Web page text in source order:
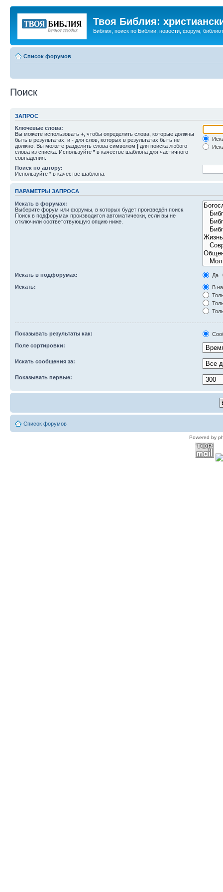
Твоя Библия:
Библия, поиск по Библии, новости, форум,
Список форумов
Поиск
ЗАПРОС
Ключевые слова:
Вы можете использовать + , чтобы определить слова, которые должны
быть в результатах, и - для слов, которых в результатах быть не
должно. Вы можете разделить слова символом | для поиска любого
слова из списка. Используйте * в качестве шаблона для частичного
совпадения.
Поиск по автору:
Используйте * в качестве шаблона.
ПАРАМЕТРЫ ЗАПРОСА
Искать в форумах:
Выберите форум или форумы, в которых будет произведён поиск.
Поиск в подфорумах производится автоматически, если вы не
отключили соответствующую опцию ниже.
Искать в подфорумах:
Да
Искать:
В
Показывать результаты как:
Поле сортировки:
Искать сообщения за:
Показывать первые:
Список форумов
Powered by